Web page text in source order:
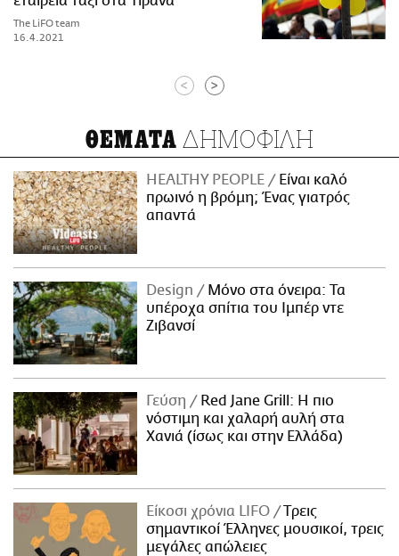
The LiFO team
16.4.2021
< >
ΘΕΜΑΤΑ ΔΗΜΟΦΙΛΗ
HEALTHY PEOPLE
Είναι καλό
πρωινό η βρόμη; Ένας γιατρός
απαντά
Design
Μόνο στα όνειρα: Τα
υπέροχα σπίτια του Ιμπέρ ντε
Ζιβανσί
Γεύση
Red Jane Grill: Η πιο
νόστιμη και χαλαρή αυλή στα
Χανιά (ίσως και στην Ελλάδα)
Είκοσι χρόνια LIFO
Tρεις
σημαντικοί Έλληνες μουσικοί, τρεις
μεγάλες απώλειες